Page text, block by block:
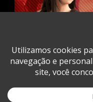
Twitter